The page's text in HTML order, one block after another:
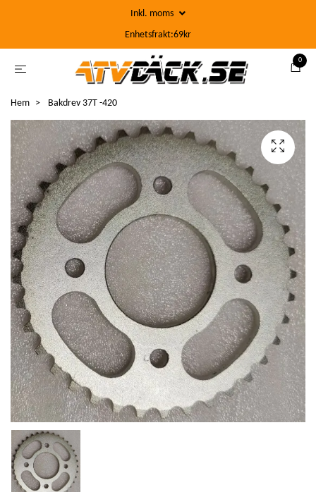
Inkl. moms
Enhetsfrakt:69kr
0
Hem Bakdrev 37T -420